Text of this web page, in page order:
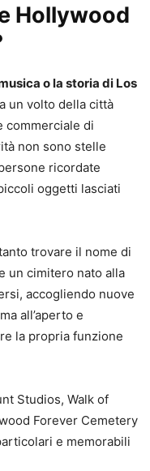
Hollywood
o la storia di Los
un volto della città
commerciale di
non sono stelle
ricordate
oggetti lasciati
trovare il nome di
un cimitero nato alla
accogliendo nuove
all’aperto e
la propria funzione
Studios, Walk of
Forever Cemetery
e memorabili